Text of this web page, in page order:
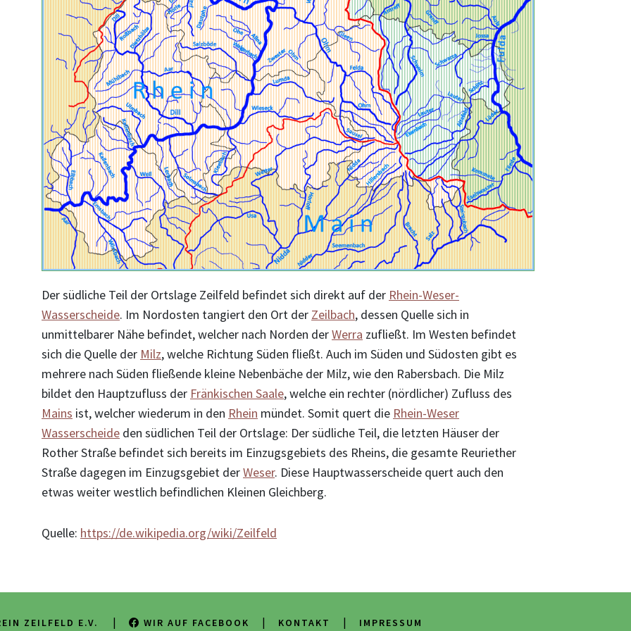
Der südliche Teil der Ortslage Zeilfeld befindet sich direkt auf der Rhein-Weser-
Wasserscheide. Im Nordosten tangiert den Ort der Zeilbach, dessen Quelle sich in
unmittelbarer Nähe befindet, welcher nach Norden derWerra zufließt. Im Westen befindet
sich die Quelle der Milz, welche Richtung Süden fließt. Auch im Süden und Südosten gibt es
mehrere nach Süden fließende kleine Nebenbäche der Milz, wie den Rabersbach. Die Milz
bildet den Hauptzufluss der Fränkischen Saale, welche ein rechter (nördlicher) Zufluss des
Mains ist, welcher wiederum in den Rhein mündet. Somit quert die Rhein-Weser
Wasserscheide den südlichen Teil der Ortslage: Der südliche Teil, die letzten Häuser der
Rother Straße befindet sich bereits im Einzugsgebiets des Rheins, die gesamte Reuriether
Straße dagegen im Einzugsgebiet derWeser. Diese Hauptwasserscheide quert auch den
etwas weiter westlich befindlichen Kleinen Gleichberg.
Quelle: https://de.wikipedia.org/wiki/Zeilfeld
ZEILFELD E.V. | WIR AUF FACEBOOK | KONTAKT | IMPRESSUM